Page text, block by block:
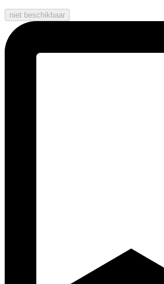
niet beschikbaar